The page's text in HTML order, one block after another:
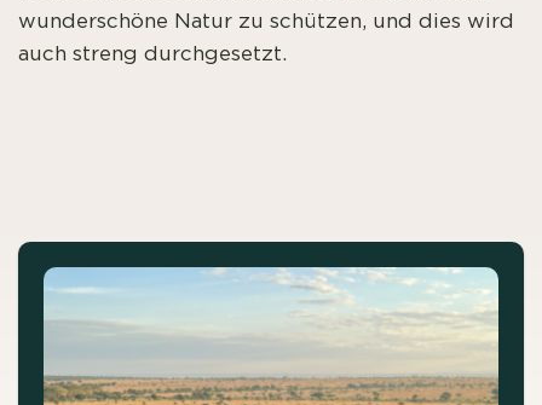
wunderschöne Natur zu schützen, und dies wird
auch streng durchgesetzt.